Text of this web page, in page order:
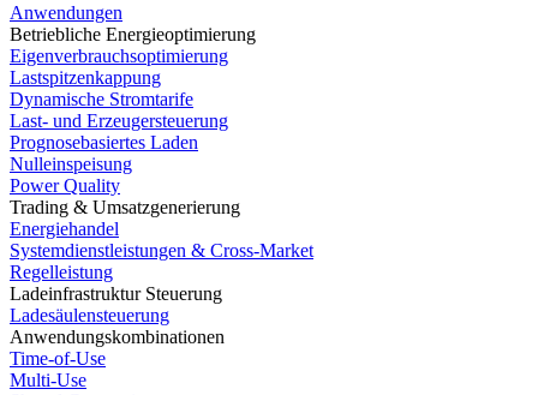
Anwendungen
Betriebliche Energieoptimierung
Eigenverbrauchsoptimierung
Lastspitzenkappung
Dynamische Stromtarife
Last- und Erzeugersteuerung
Prognosebasiertes Laden
Nulleinspeisung
Power Quality
Trading & Umsatzgenerierung
Energiehandel
Systemdienstleistungen & Cross-Market
Regelleistung
Ladeinfrastruktur Steuerung
Ladesäulensteuerung
Anwendungskombinationen
Time-of-Use
Multi-Use